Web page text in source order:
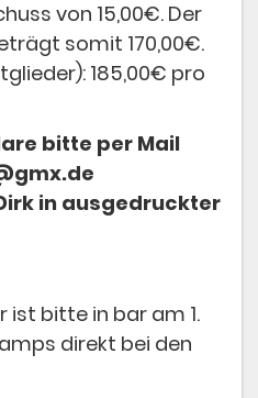
von 15,00€. Der
somit 170,00€.
185,00€ pro
bitte per Mail
in ausgedruckter
ist bitte in bar am 1.
direkt bei den